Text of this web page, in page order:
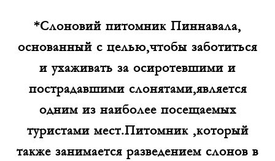
*Слоновий питомник Пиннавала,
основанный с целью,чтобы заботиться
и ухаживать за осиротевшими и
пострадавшими слонятами,является
одним из наиболее посещаемых
туристами мест.Питомник ,который
также занимается разведением слонов в